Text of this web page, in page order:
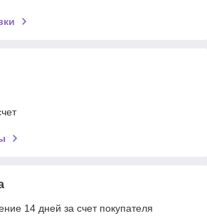
14 дней за счет покупателя